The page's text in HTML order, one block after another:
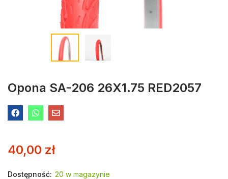
Opona SA-206 26X1.75 RED2057
40,00 zł
Dostępność: 20 w magazynie